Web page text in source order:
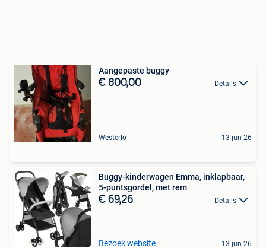
Aangepaste buggy
€ 800,00 Details
Westerlo 13 jun 26
Buggy-kinderwagen Emma, inklapbaar,
5-puntsgordel, met rem
€ 69,26 Details
Bezoek website 13 jun 26